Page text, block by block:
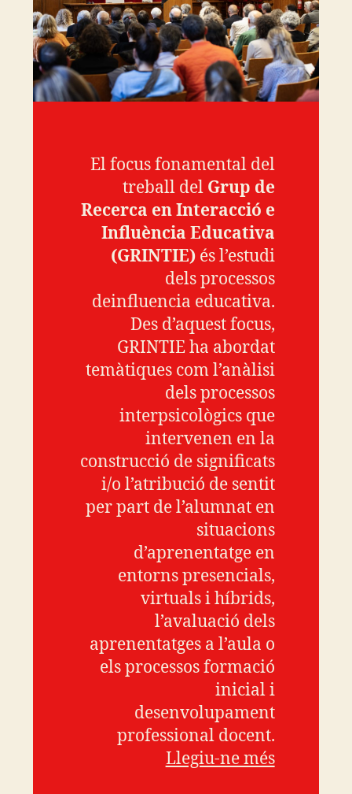
El focus fonamental del
treball del Grup de
Recerca en Interacció e
Influència Educativa
(GRINTIE)és l’estudi
dels processos
deinfluencia educativa.
Des d’aquest focus,
GRINTIE ha abordat
temàtiques com l’anàlisi
dels processos
interpsicològics que
intervenen en la
construcció de significats
i/o l’atribució de sentit
per part de l’alumnat en
situacions
d’aprenentatge en
entorns presencials,
virtuals i híbrids,
l’avaluació dels
aprenentatges a l’aula o
els processos formació
inicial i
desenvolupament
professional docent.
Llegiu-ne més